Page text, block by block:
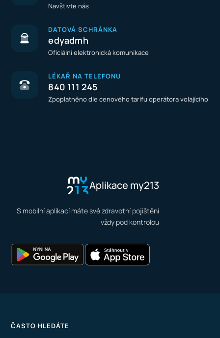
Navštivte nás
DATOVÁ SCHRÁNKA
edyadmh
Oficiální elektronická komunikace
LÉKAŘ NA TELEFONU
840 111 245
Zpoplatněno dle cenového tarifu operátora volajícího
Aplikace my213
S mobilní aplikací máte své zdravotní pojištění
vždy pod kontrolou
ČASTO HLEDÁTE